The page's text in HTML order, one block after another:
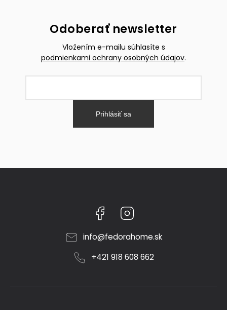
Odoberať newsletter
Vložením e-mailu súhlasíte s
podmienkami ochrany osobných údajov.
Prihlásiť sa
Facebook
info@fedorahome.sk
+421 918 608 662